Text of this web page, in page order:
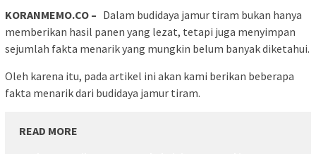
KORANMEMO.CO – Dalam budidaya jamur tiram bukan hanya
memberikan hasil panen yang lezat, tetapi juga menyimpan
sejumlah fakta menarik yang mungkin belum banyak diketahui.
Oleh karena itu, pada artikel ini akan kami berikan beberapa
fakta menarik dari budidaya jamur tiram.
READ MORE